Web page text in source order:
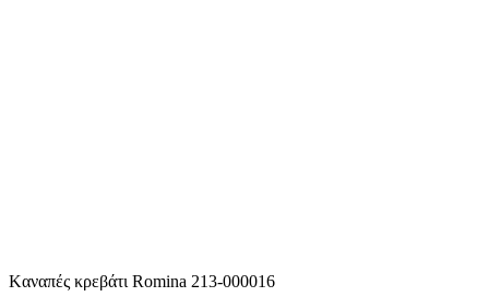
Kαναπές κρεβάτι Romina 213-000016